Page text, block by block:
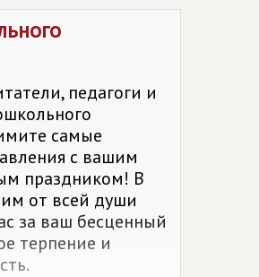
и
педагоги и
самые
с вашим
праздником! В
от всей души
за ваш бесценный
терпение и